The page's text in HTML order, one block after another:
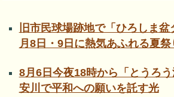
旧市民球場跡地で「ひろしま
月8日・9日に熱気あふれる夏祭
8月6日今夜18時から「とうろ
安川で平和への願いを託す光